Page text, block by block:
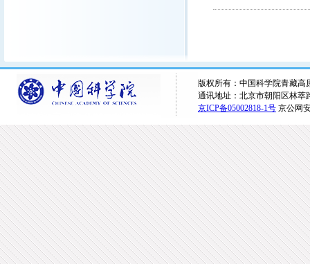
版权所有：中国科学院青藏高
通讯地址：北京市朝阳区林萃
京ICP备05002818-1号 京公网